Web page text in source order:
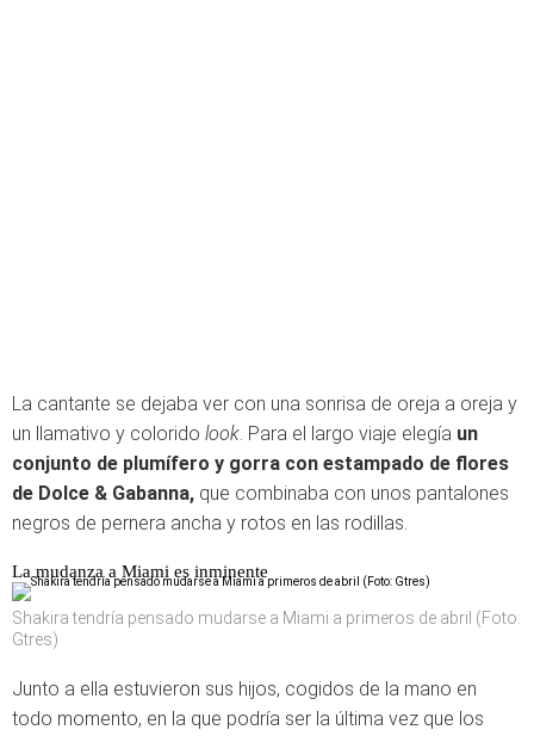
La cantante se dejaba ver con una sonrisa de oreja a oreja y
un llamativo y colorido look. Para el largo viaje elegía un
conjunto de plumífero y gorra con estampado de flores
de Dolce & Gabanna, que combinaba con unos pantalones
negros de pernera ancha y rotos en las rodillas.
La mudanza a Miami es inminente
Shakira tendría pensado mudarse a Miami a primeros de abril (Foto:
Gtres)
Junto a ella estuvieron sus hijos, cogidos de la mano en
todo momento, en la que podría ser la última vez que los